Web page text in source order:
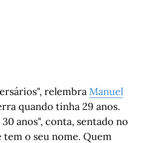
relembra Manuel
quando tinha 29 anos.
anos", conta, sentado no
tem o seu nome. Quem